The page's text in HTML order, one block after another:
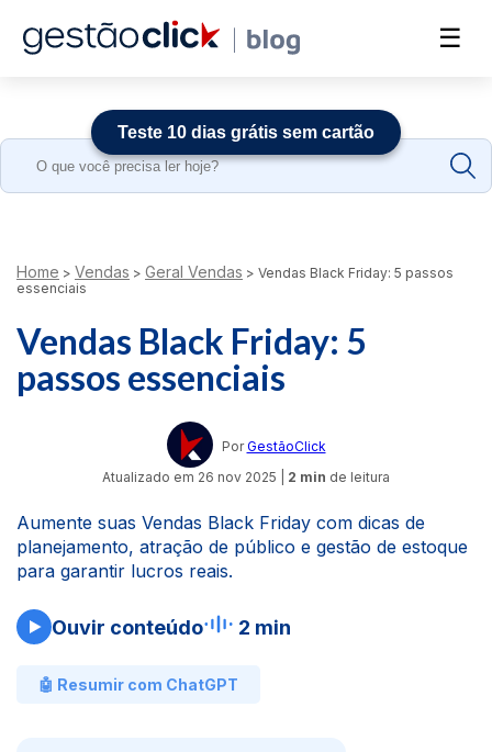
☰
Search
Home > Vendas > Geral Vendas > Vendas Black Friday: 5 passos
essenciais
Vendas Black Friday: 5
passos essenciais
Por GestãoClick
Atualizado em 26 nov 2025 2 min de leitura
Aumente suas Vendas Black Friday com dicas de
planejamento, atração de público e gestão de estoque
para garantir lucros reais.
Ouvir conteúdo 2 min
🤖 Resumir com ChatGPT
Teste 10 dias grátis sem cartão